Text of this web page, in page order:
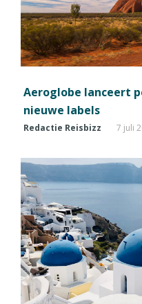
Aeroglobe lanceert
nieuwe labels
Redactie Reisbizz 7 juli